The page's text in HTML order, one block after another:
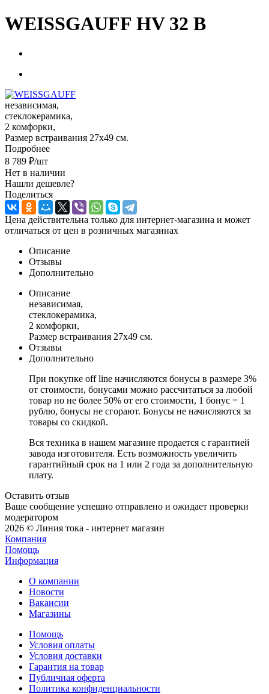
WEISSGAUFF HV 32 B
независимая,
стеклокерамика,
2 комфорки,
Размер встраивания 27х49 см.
Подробнее
8 789 ₽/шт
Нет в наличии
Нашли дешевле?
Поделиться
Цена действительна только для интернет-магазина и может
отличаться от цен в розничных магазинах
Описание
Отзывы
Дополнительно
Описание
независимая,
стеклокерамика,
2 комфорки,
Размер встраивания 27х49 см.
Отзывы
Дополнительно
При покупке off line начисляются бонусы в размере 3%
от стоимости, бонусами можно рассчитаться за любой
товар но не более 50% от его стоимости, 1 бонус = 1
рублю, бонусы не сгорают. Бонусы не начисляются за
товары со скидкой.
Вся техника в нашем магазине продается с гарантией
завода изготовителя. Есть возможность увеличить
гарантийный срок на 1 или 2 года за дополнительную
плату.
Оставить отзыв
Ваше сообщение успешно отправлено и ожидает проверки
модератором
2026 © Линия тока - интернет магазин
Компания
Помощь
Информация
О компании
Новости
Вакансии
Магазины
Помощь
Условия оплаты
Условия доставки
Гарантия на товар
Публичная оферта
Политика конфиденциальности